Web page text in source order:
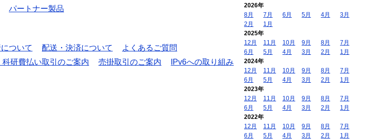
パートナー製品
ついて 配送・決済について
よくあるご質問
研費払い取引のご案内 売掛取引のご案内
IPv6への取り組み
2026年
8月
7月 6月 5月 4月
3月
2月
1月
2025年
12月
11月 10月 9月 8月
7月
6月
5月 4月 3月 2月
1月
2024年
12月
11月 10月 9月 8月
7月
6月
5月 4月 3月 2月
1月
2023年
12月
11月 10月 9月 8月
7月
6月
5月 4月 3月 2月
1月
2022年
12月
11月 10月 9月 8月
7月
6月
5月 4月 3月 2月
1月